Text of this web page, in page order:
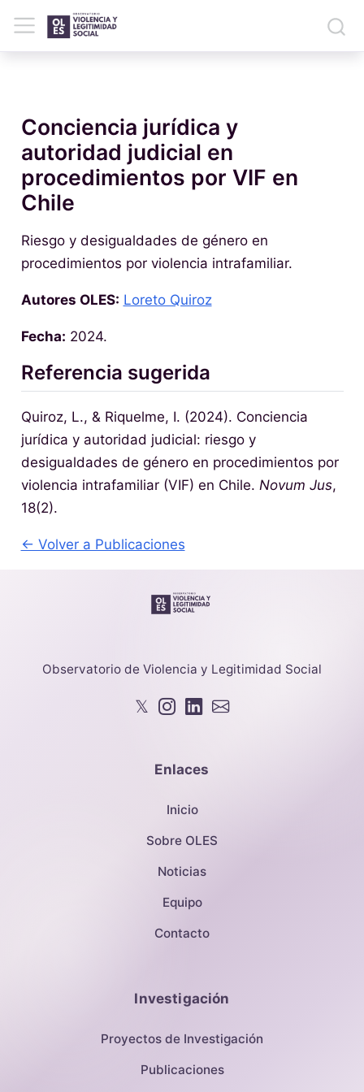
Conciencia jurídica y
autoridad judicial en
procedimientos por VIF en
Chile
Riesgo y desigualdades de género en
procedimientos por violencia intrafamiliar.
Autores OLES: Loreto Quiroz
Fecha: 2024.
Referencia sugerida
Quiroz, L., & Riquelme, I. (2024). Conciencia
jurídica y autoridad judicial: riesgo y
desigualdades de género en procedimientos por
violencia intrafamiliar (VIF) en Chile. Novum Jus,
18(2).
← Volver a Publicaciones
Observatorio de Violencia y Legitimidad Social
𝕏
Enlaces
Inicio
Sobre OLES
Noticias
Equipo
Contacto
Investigación
Proyectos de Investigación
Publicaciones